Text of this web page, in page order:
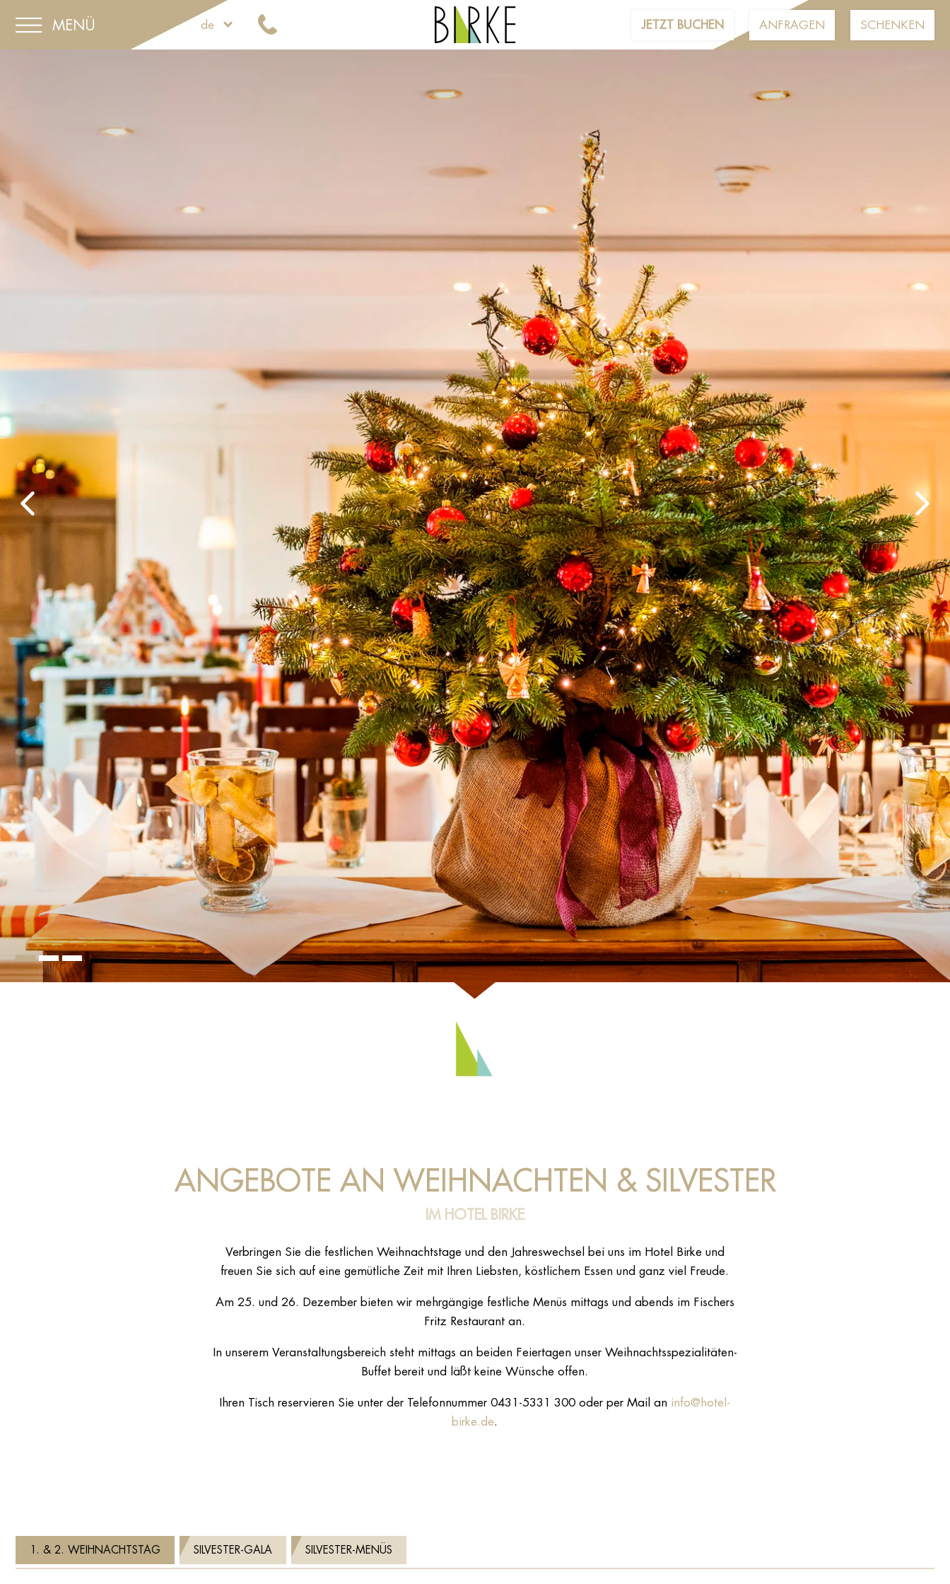
MENÜ de JETZT BUCHEN ANFRAGEN SCHENKEN
ANGEBOTE AN WEIHNACHTEN & SILVESTER
IM HOTEL BIRKE
Verbringen Sie die festlichen Weihnachtstage und den Jahreswechsel bei uns im Hotel Birke und
freuen Sie sich auf eine gemütliche Zeit mit Ihren Liebsten, köstlichem Essen und ganz viel Freude.
Am 25. und 26. Dezember bieten wir mehrgängige festliche Menüs mittags und abends im Fischers
Fritz Restaurant an.
In unserem Veranstaltungsbereich steht mittags an beiden Feiertagen unser Weihnachtsspezialitäten-
Buffet bereit und läßt keine Wünsche offen.
Ihren Tisch reservieren Sie unter der Telefonnummer 0431-5331 300 oder per Mail an info@hotel-
birke.de.
1. & 2. WEIHNACHTSTAG SILVESTER-GALA SILVESTER-MENÜS